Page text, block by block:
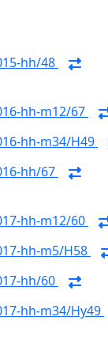
hh/48
hh-m12/67
hh-m34/H49
hh/67
hh-m12/60
hh-m5/H58
hh/60
hh-m34/Hy49